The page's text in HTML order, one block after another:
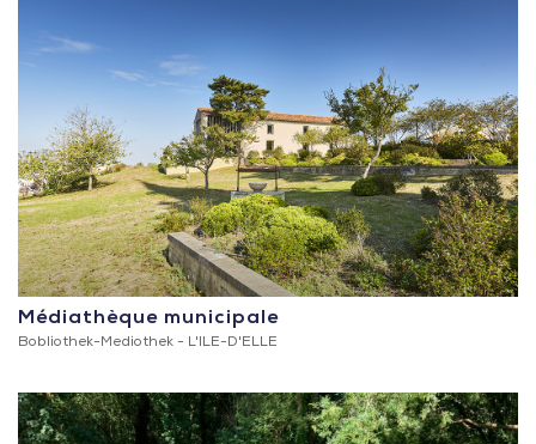
Médiathèque municipale
Bobliothek-Mediothek - L'ILE-D'ELLE